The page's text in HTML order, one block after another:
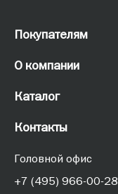
Покупателям
О компании
Каталог
Контакты
Головной офис
+7 (495) 966-00-28